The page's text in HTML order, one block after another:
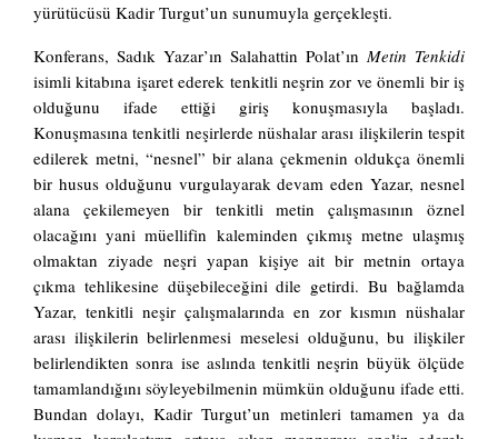
yürütücüsü Kadir Turgut’un sunumuyla gerçekleşti.
Konferans, Sadık Yazar’ın Salahattin Polat’ın Metin Tenkidi
isimli kitabına işaret ederek tenkitli neşrin zor ve önemli bir iş
olduğunu ifade ettiği giriş konuşmasıyla başladı.
Konuşmasına tenkitli neşirlerde nüshalar arası ilişkilerin tespit
edilerek metni, “nesnel” bir alana çekmenin oldukça önemli
bir husus olduğunu vurgulayarak devam eden Yazar, nesnel
alana çekilemeyen bir tenkitli metin çalışmasının öznel
olacağını yani müellifin kaleminden çıkmış metne ulaşmış
olmaktan ziyade neşri yapan kişiye ait bir metnin ortaya
çıkma tehlikesine düşebileceğini dile getirdi. Bu bağlamda
Yazar, tenkitli neşir çalışmalarında en zor kısmın nüshalar
arası ilişkilerin belirlenmesi meselesi olduğunu, bu ilişkiler
belirlendikten sonra ise aslında tenkitli neşrin büyük ölçüde
tamamlandığını söyleyebilmenin mümkün olduğunu ifade etti.
Bundan dolayı, Kadir Turgut’un metinleri tamamen ya da